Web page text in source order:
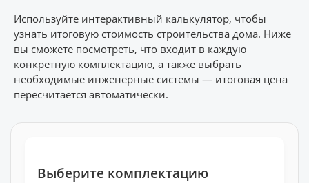
Используйте интерактивный калькулятор, чтобы
узнать итоговую стоимость строительства дома. Ниже
вы сможете посмотреть, что входит в каждую
конкретную комплектацию, а также выбрать
необходимые инженерные системы — итоговая цена
пересчитается автоматически.
Выберите комплектацию